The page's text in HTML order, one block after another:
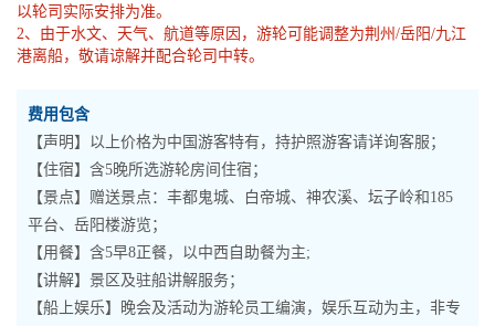
以轮司实际安排为准。
2、由于水文、天气、航道等原因，游轮可能调整为荆州/岳阳/九江
港离船，敬请谅解并配合轮司中转。
费用包含
【声明】以上价格为中国游客特有，持护照游客请详询客服；
【住宿】含5晚所选游轮房间住宿；
【景点】赠送景点：丰都鬼城、白帝城、神农溪、坛子岭和185
平台、岳阳楼游览；
【用餐】含5早8正餐，以中西自助餐为主;
【讲解】景区及驻船讲解服务；
【船上娱乐】晚会及活动为游轮员工编演，娱乐互动为主，非专